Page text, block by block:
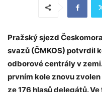
Pražský sjezd
svazů (ČMKOS) potvrdil
odborové centrály v
prvním kole znovu
ze 176 hlasů delegátů.